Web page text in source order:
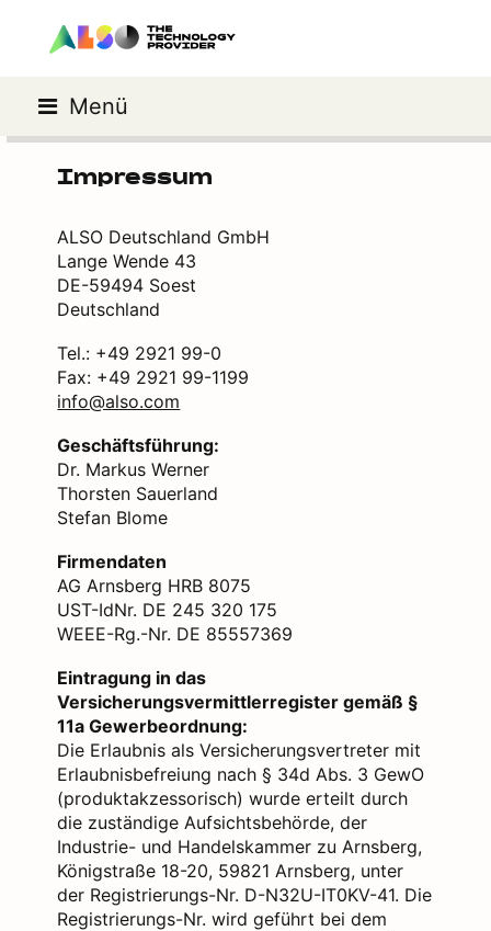
Menü
Impressum
ALSO Deutschland GmbH
Lange Wende 43
DE-59494 Soest
Deutschland
Tel.: +49 2921 99-0
Fax: +49 2921 99-1199
info@also.com
Geschäftsführung:
Dr. Markus Werner
Thorsten Sauerland
Stefan Blome
Firmendaten
AG Arnsberg HRB 8075
UST-IdNr. DE 245 320 175
WEEE-Rg.-Nr. DE 85557369
Eintragung in das
Versicherungsvermittlerregister gemäß §
11a Gewerbeordnung:
Die Erlaubnis als Versicherungsvertreter mit
Erlaubnisbefreiung nach § 34d Abs. 3 GewO
(produktakzessorisch) wurde erteilt durch
die zuständige Aufsichtsbehörde, der
Industrie- und Handelskammer zu Arnsberg,
Königstraße 18-20, 59821 Arnsberg, unter
der Registrierungs-Nr. D-N32U-IT0KV-41. Die
Registrierungs-Nr. wird geführt bei dem